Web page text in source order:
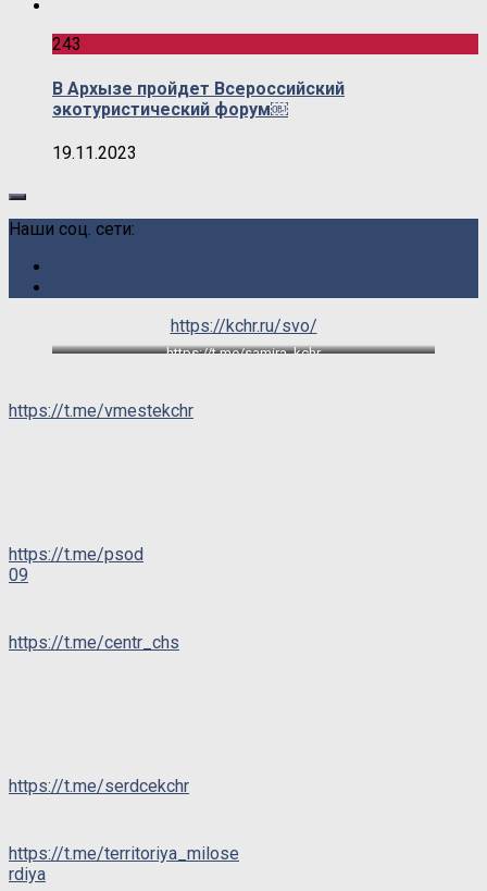
243
В Архызе пройдет Всероссийский
экотуристический форум￼
19.11.2023
Наши соц. сети:
https://kchr.ru/svo/
https://t.me/samira_kchr
https://t.me/vmestekchr
https://t.me/psod
09
https://t.me/centr_chs
https://t.me/serdcekchr
https://t.me/territoriya_milose
rdiya